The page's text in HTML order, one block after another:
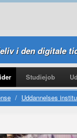
i den digitale
Studiejob
/ Uddannelses